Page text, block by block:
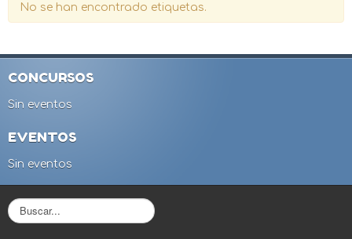
No se han encontrado etiquetas.
CONCURSOS
Sin eventos
EVENTOS
Sin eventos
B
u